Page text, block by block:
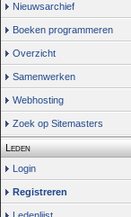
Nieuwsarchief
Boeken programmeren
Overzicht
Samenwerken
Webhosting
Zoek op Sitemasters
Leden
Login
Registreren